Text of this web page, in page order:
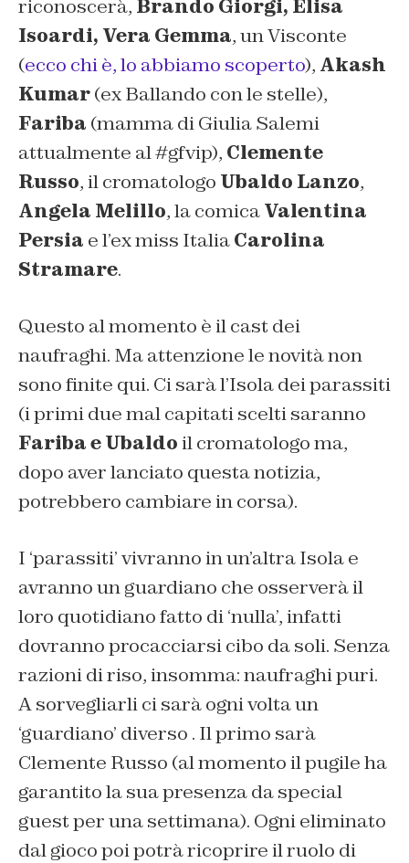
riconoscerà, Brando Giorgi, Elisa
Isoardi, Vera Gemma, un Visconte
(ecco chi è, lo abbiamo scoperto), Akash
Kumar(ex Ballando con le stelle),
Fariba (mamma di Giulia Salemi
attualmente al #gfvip), Clemente
Russo, il cromatologo Ubaldo Lanzo,
Angela Melillo, la comicaValentina
Persia e l’ex miss ItaliaCarolina
Stramare.
Questo al momento è il cast dei
naufraghi. Ma attenzione le novità non
sono finite qui. Ci sarà l’Isola dei parassiti
(i primi due mal capitati scelti saranno
Fariba e Ubaldoil cromatologo ma,
dopo aver lanciato questa notizia,
potrebbero cambiare in corsa).
I ‘parassiti’ vivranno in un’altra Isola e
avranno un guardiano che osserverà il
loro quotidiano fatto di ‘nulla’, infatti
dovranno procacciarsi cibo da soli. Senza
razioni di riso, insomma: naufraghi puri.
A sorvegliarli ci sarà ogni volta un
‘guardiano’ diverso . Il primo sarà
Clemente Russo (al momento il pugile ha
garantito la sua presenza da special
guest per una settimana). Ogni eliminato
dal gioco poi potrà ricoprire il ruolo di